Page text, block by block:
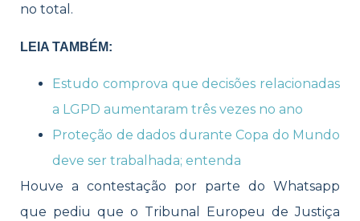
no total.
LEIA TAMBÉM:
Estudo comprova que decisões relacionadas
a LGPD aumentaram três vezes no ano
Proteção de dados durante Copa do Mundo
deve ser trabalhada; entenda
Houve a contestação por parte do Whatsapp
que pediu que o Tribunal Europeu de Justiça